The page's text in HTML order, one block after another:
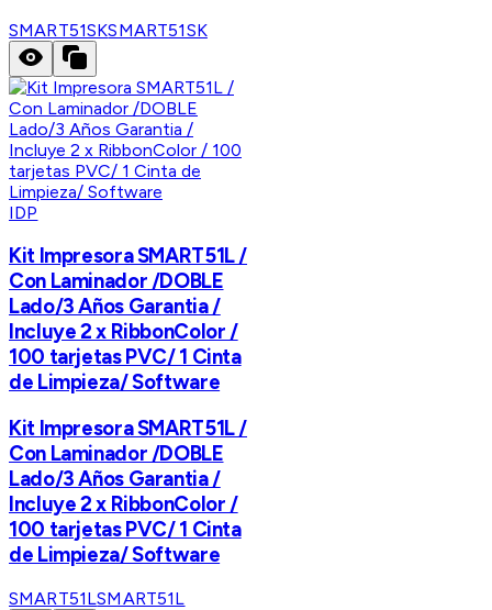
SMART51SKSMART51SK
IDP
Kit Impresora SMART51L /
Con Laminador /DOBLE
Lado/3 Años Garantia /
Incluye 2 x RibbonColor /
100 tarjetas PVC/ 1 Cinta
de Limpieza/ Software
Kit Impresora SMART51L /
Con Laminador /DOBLE
Lado/3 Años Garantia /
Incluye 2 x RibbonColor /
100 tarjetas PVC/ 1 Cinta
de Limpieza/ Software
SMART51LSMART51L